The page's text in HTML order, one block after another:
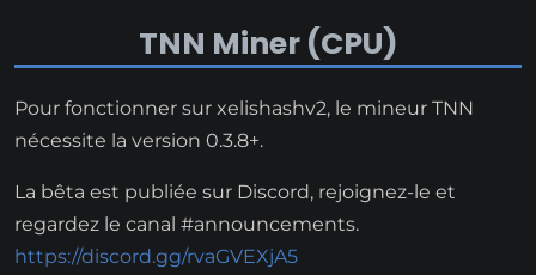
TNN Miner (CPU)
Pour fonctionner sur xelishashv2, le mineur TNN
nécessite la version 0.3.8+.
La bêta est publiée sur Discord, rejoignez-le et
regardez le canal #announcements.
https://discord.gg/rvaGVEXjA5